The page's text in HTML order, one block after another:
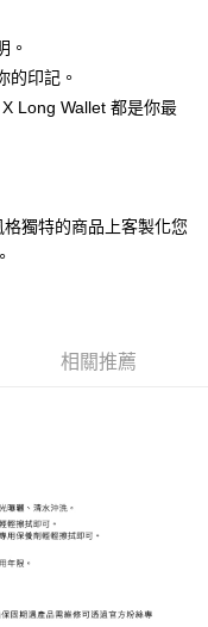
。
的印記。
Long Wallet 都是你最
獨特的商品上客製化您
相關推薦